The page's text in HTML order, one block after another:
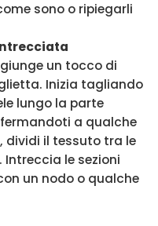
sono o ripiegarli
un tocco di
Inizia tagliando
lungo la parte
a qualche
dividi il tessuto tra le
Intreccia le sezioni
un nodo o qualche